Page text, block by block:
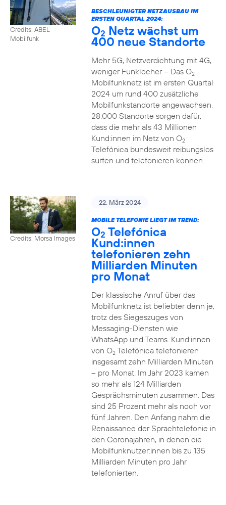
Credits: ABEL
Mobilfunk
BESCHLEUNIGTER NETZAUSBAU IM
ERSTEN QUARTAL 2024:
O2 Netz wächst um
400 neue Standorte
Mehr 5G, Netzverdichtung mit 4G,
weniger Funklöcher – Das O2
Mobilfunknetz ist im ersten Quartal
2024 um rund 400 zusätzliche
Mobilfunkstandorte angewachsen.
28.000 Standorte sorgen dafür,
dass die mehr als 43 Millionen
Kund:innen im Netz von O2
Telefónica bundesweit reibungslos
surfen und telefonieren können.
Credits: Morsa Images
22. März 2024
MOBILE TELEFONIE LIEGT IM TREND:
O2 Telefónica
Kund:innen
telefonieren zehn
Milliarden Minuten
pro Monat
Der klassische Anruf über das
Mobilfunknetz ist beliebter denn je,
trotz des Siegeszuges von
Messaging-Diensten wie
WhatsApp und Teams. Kund:innen
von O2Telefónica telefonieren
insgesamt zehn Milliarden Minuten
– pro Monat. Im Jahr 2023 kamen
so mehr als 124 Milliarden
Gesprächsminuten zusammen. Das
sind 25 Prozent mehr als noch vor
fünf Jahren. Den Anfang nahm die
Renaissance der Sprachtelefonie in
den Coronajahren, in denen die
Mobilfunknutzer:innen bis zu 135
Milliarden Minuten pro Jahr
telefonierten.